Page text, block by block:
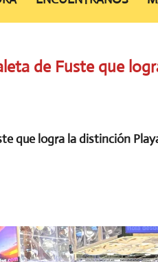
de Fuste que
que logra la distinción